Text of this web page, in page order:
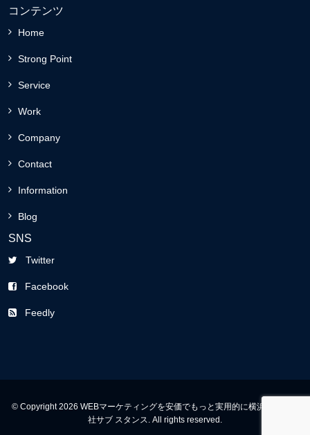
コンテンツ
Home
Strong Point
Service
Work
Company
Contact
Information
Blog
SNS
Twitter
Facebook
Feedly
© Copyright 2026 WEBマーケティングを安価でもっと実用的に横浜の有限会
社サブ スタンス. All rights reserved.